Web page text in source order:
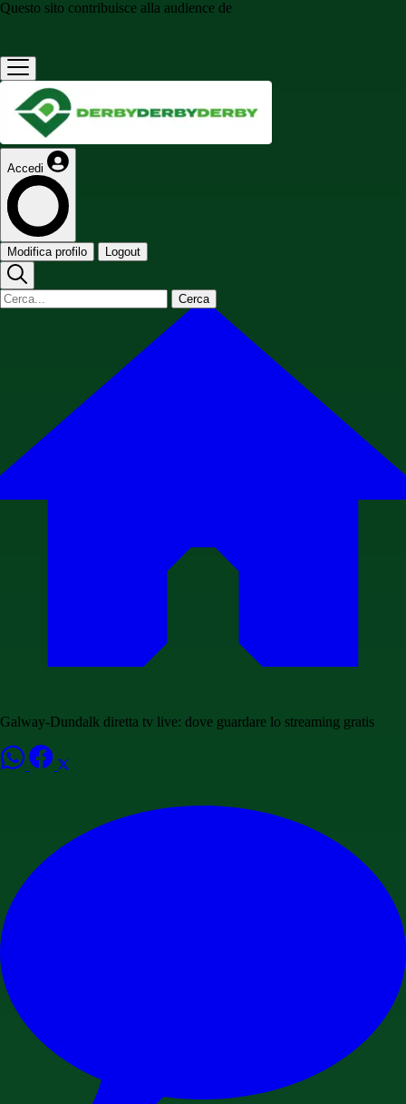
Questo sito contribuisce alla audience de
Accedi
Modifica profilo Logout
Cerca
Galway-Dundalk diretta tv live: dove guardare lo streaming gratis